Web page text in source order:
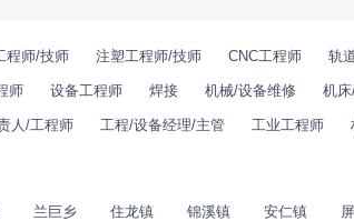
程师/技师 注塑工程师/技师 CNC工程师 轨
师 设备工程师 焊接 机械/设备维修 机
人/工程师 工程/设备经理/主管 工业工程师
兰巨乡 住龙镇 锦溪镇 安仁镇